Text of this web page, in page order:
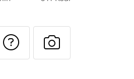
cette recette à
cette page
Poser une
Publier